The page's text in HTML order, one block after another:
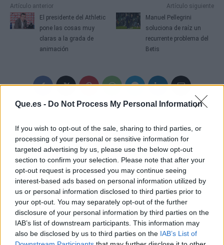
Que.es - Do Not Process My Personal Information
If you wish to opt-out of the sale, sharing to third parties, or
processing of your personal or sensitive information for
targeted advertising by us, please use the below opt-out
section to confirm your selection. Please note that after your
opt-out request is processed you may continue seeing
interest-based ads based on personal information utilized by
us or personal information disclosed to third parties prior to
your opt-out. You may separately opt-out of the further
disclosure of your personal information by third parties on the
IAB’s list of downstream participants. This information may
also be disclosed by us to third parties on the IAB’s List of
Artículo anterior
El presidente del Athletic
pone las cosas muy
claras a la grada de
animación
Artículo siguiente
Manuel Pellegrini
soluciona de raíz un
recurrente problema del
Betis